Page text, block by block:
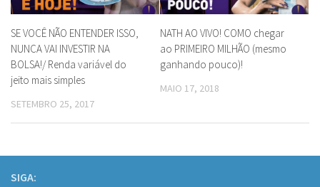
SE VOCÊ NÃO ENTENDER ISSO,
NUNCA VAI INVESTIR NA
BOLSA!/ Renda variável do
jeito mais simples
SETEMBRO 25, 2017
NATH AO VIVO! COMO chegar
ao PRIMEIRO MILHÃO (mesmo
ganhando pouco)!
MAIO 17, 2018
SIGA: